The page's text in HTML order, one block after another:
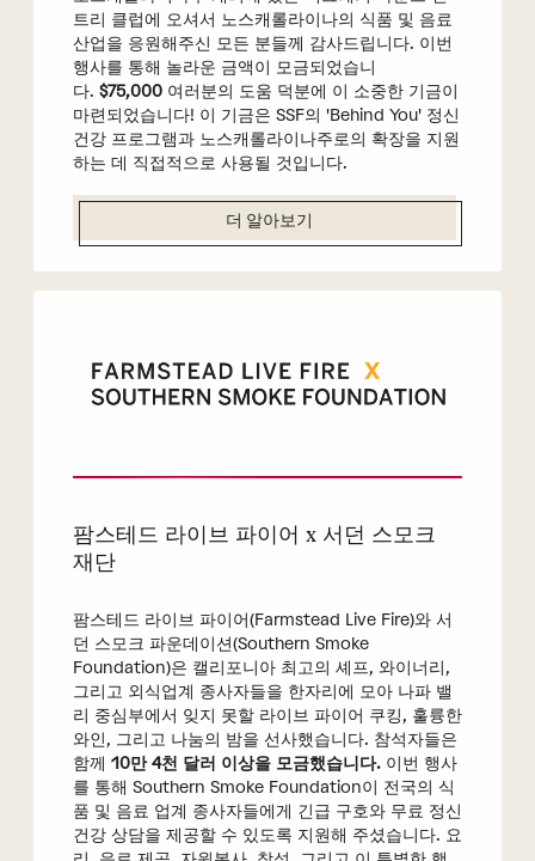
트리 클럽에 오셔서 노스캐롤라이나의 식품 및 음료
산업을 응원해주신 모든 분들께 감사드립니다. 이번
행사를 통해 놀라운 금액이 모금되었습니
다. $75,000 여러분의 도움 덕분에 이 소중한 기금이
마련되었습니다! 이 기금은 SSF의 'Behind You' 정신
건강 프로그램과 노스캐롤라이나주로의 확장을 지원
하는 데 직접적으로 사용될 것입니다.
더 알아보기
팜스테드 라이브 파이어 x 서던 스모크
재단
팜스테드 라이브 파이어(Farmstead Live Fire)와 서
던 스모크 파운데이션(Southern Smoke
Foundation)은 캘리포니아 최고의 셰프, 와이너리,
그리고 외식업계 종사자들을 한자리에 모아 나파 밸
리 중심부에서 잊지 못할 라이브 파이어 쿠킹, 훌륭한
와인, 그리고 나눔의 밤을 선사했습니다. 참석자들은
함께 10만 4천 달러 이상을 모금했습니다.이번 행사
를 통해 Southern Smoke Foundation이 전국의 식
품 및 음료 업계 종사자들에게 긴급 구호와 무료 정신
건강 상담을 제공할 수 있도록 지원해 주셨습니다. 요